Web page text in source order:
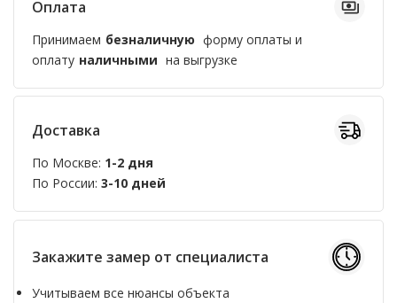
Оплата
Принимаем безналичную форму оплаты и
оплату наличными на выгрузке
Доставка
По Москве: 1-2 дня
По России: 3-10 дней
Закажите замер от специалиста
Учитываем все нюансы объекта